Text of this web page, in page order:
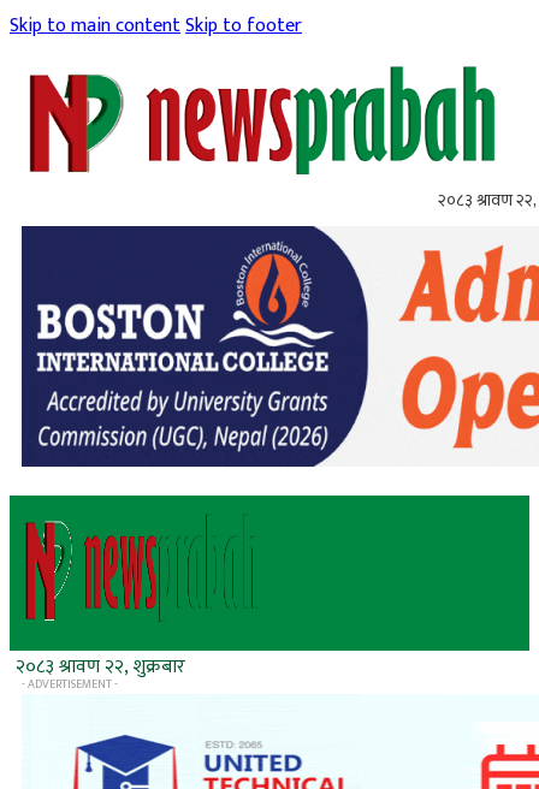
Skip to main contentSkip to footer
२०८३ श्रावण २२,
२०८३ श्रावण २२, शुक्रबार
- ADVERTISEMENT -